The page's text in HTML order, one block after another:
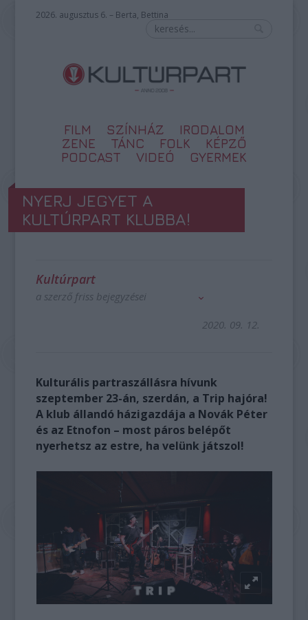
2026. augusztus 6. – Berta, Bettina
FILM SZÍNHÁZ
IRODALOM
ZENE
TÁNC FOLK
KÉPZŐ
PODCAST
VIDEÓ GYERMEK
NYERJ JEGYET A
KULTÚRPART KLUBBA!
Kultúrpart
a szerző friss bejegyzései
2020. 09. 12.
Kulturális partraszállásra hívunk
szeptember 23-án, szerdán, a Trip hajóra!
A klub állandó házigazdája a Novák Péter
és az Etnofon – most páros belépőt
nyerhetsz az estre, ha velünk játszol!